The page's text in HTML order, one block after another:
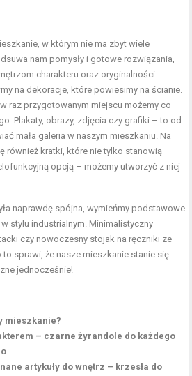
w którym nie ma zbyt wiele
nam pomysły i gotowe rozwiązania,
charakteru oraz oryginalności.
na dekoracje, które powiesimy na ścianie.
raz przygotowanym miejscu możemy co
Plakaty, obrazy, zdjęcia czy grafiki – to od
mała galeria w naszym mieszkaniu. Na
również kratki, które nie tylko stanowią
opcją – możemy utworzyć z niej
naprawdę spójna, wymieńmy podstawowe
stylu industrialnym. Minimalistyczny
czy nowoczesny stojak na ręczniki ze
sprawi, że nasze mieszkanie stanie się
jednocześnie!
mieszkanie?
– czarne żyrandole do każdego
artykuły do wnętrz – krzesła do